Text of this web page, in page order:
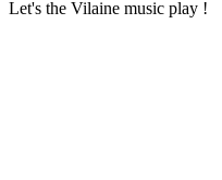
Let's the Vilaine music play !